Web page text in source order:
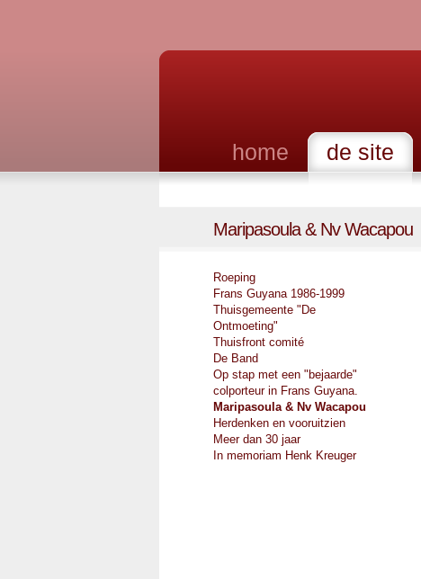
Maripasoula & Nv Wacapou
Roeping
Frans Guyana 1986-1999
Thuisgemeente "De
Ontmoeting"
Thuisfront comité
De Band
Op stap met een "bejaarde"
colporteur in Frans Guyana.
Maripasoula & Nv Wacapou
Herdenken en vooruitzien
Meer dan 30 jaar
In memoriam Henk Kreuger
home de site